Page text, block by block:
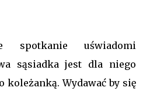
uświadomi
sąsiadka jest dla niego
Wydawać by się